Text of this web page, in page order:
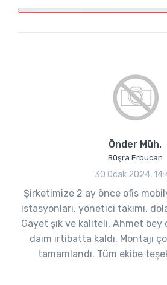
Önder Müh.
Büşra Erbucan
30 Ocak 2024,
Şirketimize 2 ay önce ofis
istasyonları, yönetici takımı,
Gayet şık ve kaliteli, Ahmet
daim irtibatta kaldı. Montajı
tamamlandı. Tüm ekibe